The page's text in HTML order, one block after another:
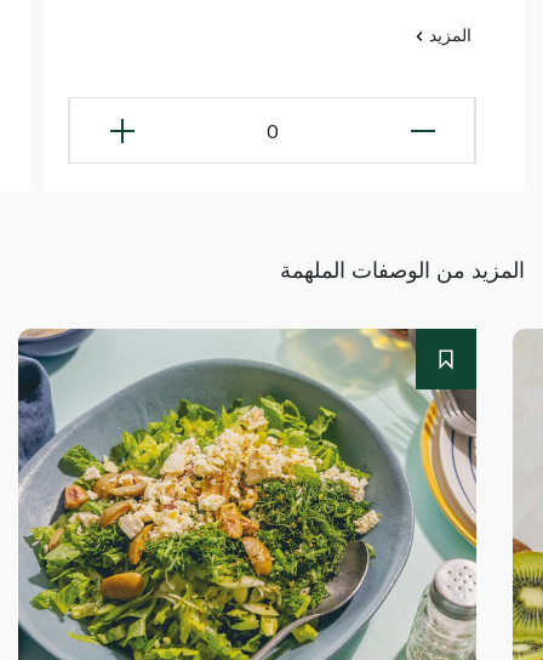
المزيد
0
المزيد من الوصفات الملهمة